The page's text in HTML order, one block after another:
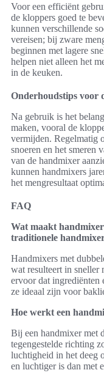
Voor een efficiënt
de kloppers goed te
kunnen verschillende
vereisen; bij zware
beginnen met lagere
helpen niet alleen het
in de keuken.
Onderhoudstips voor
Na gebruik is het
maken, vooral de
vermijden. Regelmatig
snoeren en het smeren
van de handmixer
kunnen handmixers
het mengresultaat
FAQ
Wat maakt
traditionele
Handmixers met
wat resulteert in
ervoor dat
ze ideaal zijn voor
Hoe werkt een
Bij een handmixer met
tegengestelde richting
luchtigheid in het deeg
en luchtiger is dan met